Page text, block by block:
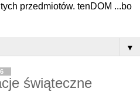
przedmiotów. tenDOM ...bo
▼
świąteczne